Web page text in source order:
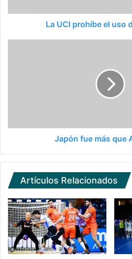
La UCI prohíbe el uso
Japón fue más que
Artículos Relacionados